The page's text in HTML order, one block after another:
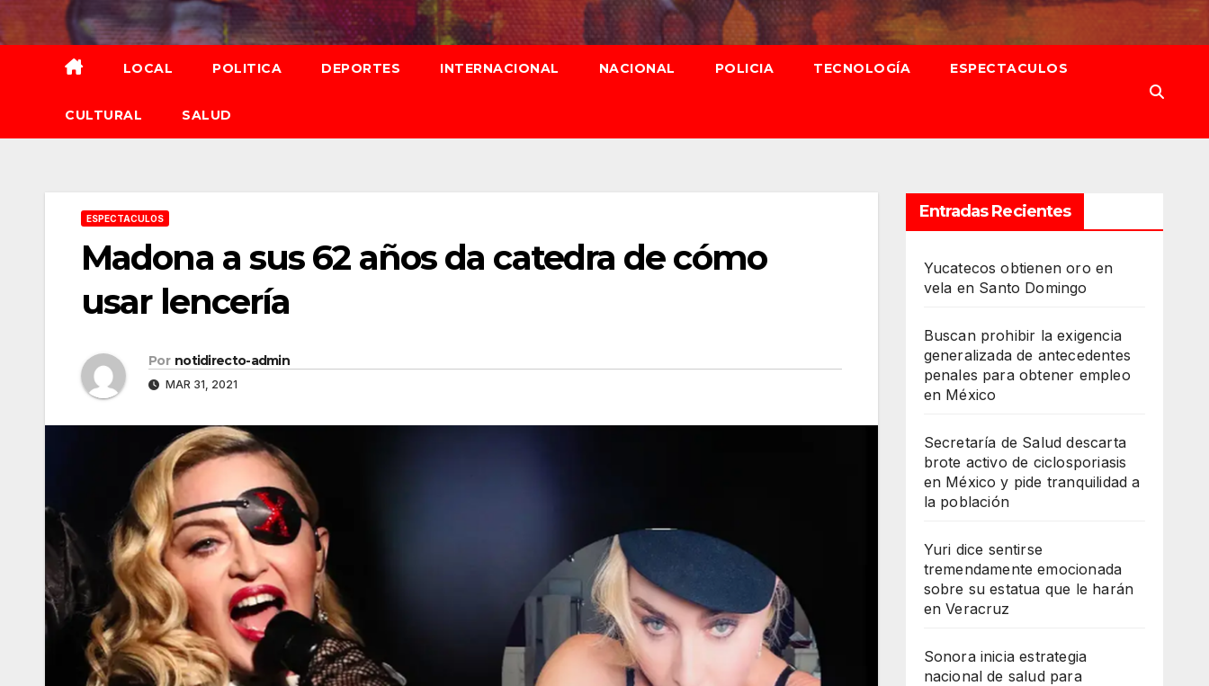
al
contenido
LOCAL POLITICA DEPORTES INTERNACIONAL NACIONAL POLICIA TECNOLOGÍA ESPECTACULOS
CULTURAL SALUD
ESPECTACULOS
Madona a sus 62 años da catedra de cómo
usar lencería
Por notidirecto-admin
MAR 31, 2021
Entradas Recientes
Yucatecos obtienen oro en
vela en Santo Domingo
Buscan prohibir la exigencia
generalizada de antecedentes
penales para obtener empleo
en México
Secretaría de Salud descarta
brote activo de ciclosporiasis
en México y pide tranquilidad a
la población
Yuri dice sentirse
tremendamente emocionada
sobre su estatua que le harán
en Veracruz
Sonora inicia estrategia
nacional de salud para